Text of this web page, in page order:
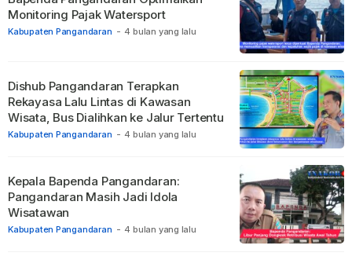
Kabupaten Pangandaran - 4 bulan yang lalu
Monitoring Pajak Watersport
Kabupaten Pangandaran - 4 bulan yang lalu
Dishub Pangandaran Terapkan
Rekayasa Lalu Lintas di Kawasan
Wisata, Bus Dialihkan ke Jalur Tertentu
Kabupaten Pangandaran - 4 bulan yang lalu
Kepala Bapenda Pangandaran:
Pangandaran Masih Jadi Idola
Wisatawan